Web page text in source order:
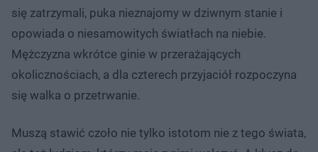
się zatrzymali, puka nieznajomy w dziwnym stanie i
opowiada o niesamowitych światłach na niebie.
Mężczyzna wkrótce ginie w przerażających
okolicznościach, a dla czterech przyjaciół rozpoczyna
się walka o przetrwanie.
Muszą stawić czoło nie tylko istotom nie z tego świata,